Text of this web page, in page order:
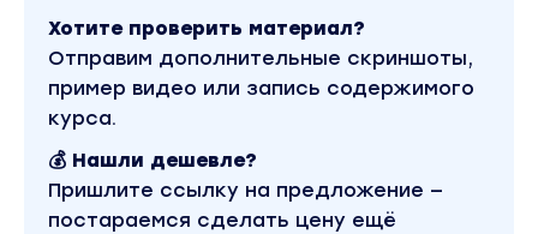
5 Количество живых zoom-разборов
37 занятий
Поймете как устроен рынок криптовалют.
Как на этом заработать.
воровства денег
Хотите проверить материал?
Отправим дополнительные скриншоты,
пример видео или запись содержимого
курса.
💰 Нашли дешевле?
Пришлите ссылку на предложение —
постараемся сделать цену ещё